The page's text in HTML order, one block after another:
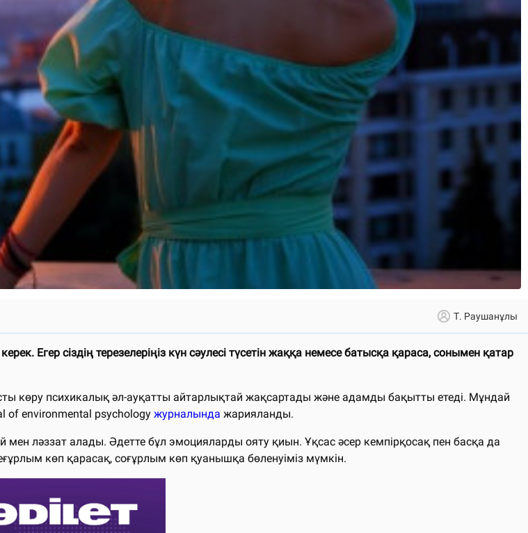
Т. Раушанұлы
Егер сіздің терезелеріңіз күн сәулесі түсетін жаққа немесе батысқа қараса, сонымен қатар
көру психикалық әл-ауқатты айтарлықтай жақсартады және адамды бақытты етеді. Мұндай
of environmental psychology журналында жарияланды.
ләззат алады. Әдетте бұл эмоцияларды ояту қиын. Ұқсас әсер кемпірқосақ пен басқа да
көп қарасақ, соғұрлым көп қуанышқа бөленуіміз мүмкін.